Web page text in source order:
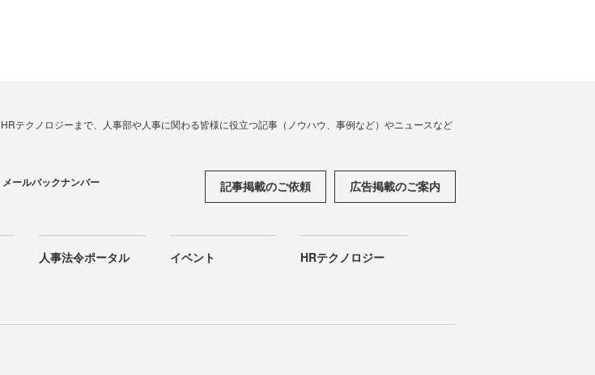
テクノロジーまで、人事部や人事に関わる皆様に役立つ記事（ノウハウ、事例など）やニュースなど
メールバックナンバー 記事掲載のご依頼 広告掲載のご案内
人事法令ポータル イベント HRテクノロジー